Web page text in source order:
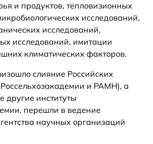
и продуктов, тепловизионных
исследований,
исследований,
исследований, имитации
климатических факторов.
слияние Российских
и РАМН), а
другие институты
перешли в ведение
научных организаций